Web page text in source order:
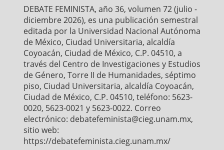
k p
DEBATE FEMINISTA, año 36, volumen 72 (julio -
diciembre 2026), es una publicación semestral
editada por la Universidad Nacional Autónoma
de México, Ciudad Universitaria, alcaldía
Coyoacán, Ciudad de México, C.P. 04510, a
través del Centro de Investigaciones y Estudios
de Género, Torre II de Humanidades, séptimo
piso, Ciudad Universitaria, alcaldía Coyoacán,
Ciudad de México, C.P. 04510, teléfono: 5623-
0020, 5623-0021 y 5623-0022. Correo
electrónico: debatefeminista@cieg.unam.mx,
sitio web:
https://debatefeminista.cieg.unam.mx/